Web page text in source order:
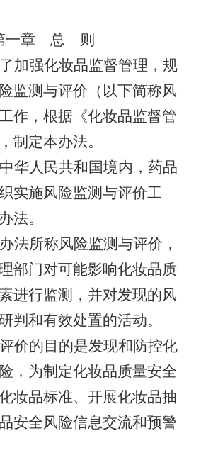
一章 总 则
加强化妆品监督管理，规
监测与评价（以下简称风
作，根据《化妆品监督管
制定本办法。
华人民共和国境内，药品
实施风险监测与评价工
法。
法所称风险监测与评价，
部门对可能影响化妆品质
进行监测，并对发现的风
判和有效处置的活动。
价的目的是发现和防控化
，为制定化妆品质量安全
妆品标准、开展化妆品抽
安全风险信息交流和预警